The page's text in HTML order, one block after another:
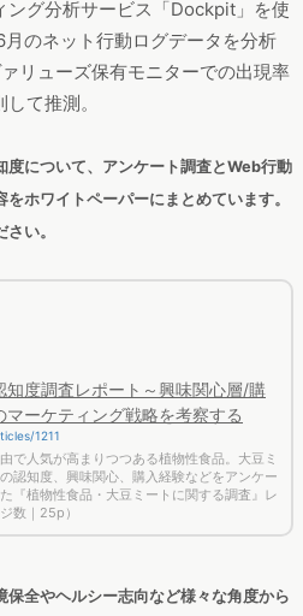
製品を販売する「マルコメ」の
記事でした。マルコメが提供する
冷凍タイプについて、 それぞれ
方とレシピ
（コンテンツ）が多くランクイン
でレシピが上位だったように、
ミート？市場への浸透が進む
配慮の観点から、じわじわと注目
の話題ではなく、じわじわと時間
ます。取り扱い店や商品が続々と
のマクドナルドも、2021年に大
店で大豆ミートが使われていく